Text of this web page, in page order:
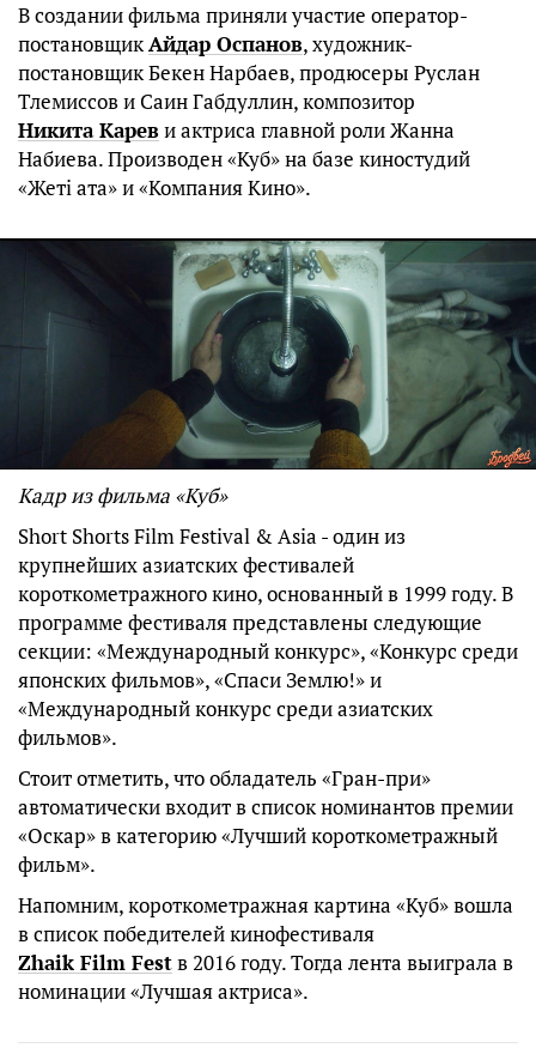
В создании фильма приняли участие оператор-
постановщикАйдар Оспанов, художник-
постановщик Бекен Нарбаев, продюсеры Руслан
Тлемиссов и Саин Габдуллин, композитор
Никита Кареви актриса главной роли Жанна
Набиева. Производен «Куб» на базе киностудий
«Жеті ата» и «Компания Кино».
Кадр из фильма «Куб»
Short Shorts Film Festival & Asia - один из
крупнейших азиатских фестивалей
короткометражного кино, основанный в 1999 году. В
программе фестиваля представлены следующие
секции: «Международный конкурс», «Конкурс среди
японских фильмов», «Спаси Землю!» и
«Международный конкурс среди азиатских
фильмов».
Стоит отметить, что обладатель «Гран-при»
автоматически входит в список номинантов премии
«Оскар» в категорию «Лучший короткометражный
фильм».
Напомним, короткометражная картина «Куб» вошла
в список победителей кинофестиваля
Zhaik Film Festв 2016 году. Тогда лента выиграла в
номинации «Лучшая актриса».